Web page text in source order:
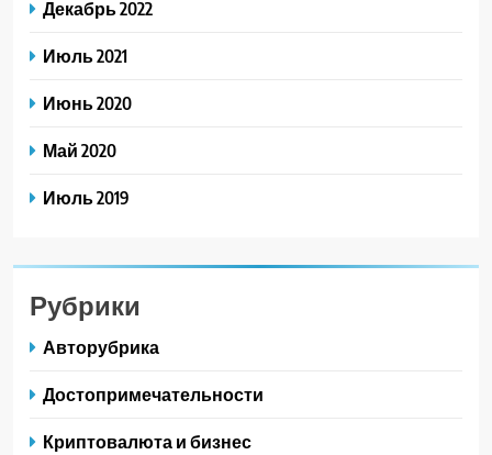
Декабрь 2022
Июль 2021
Июнь 2020
Май 2020
Июль 2019
Рубрики
Авторубрика
Достопримечательности
Криптовалюта и бизнес